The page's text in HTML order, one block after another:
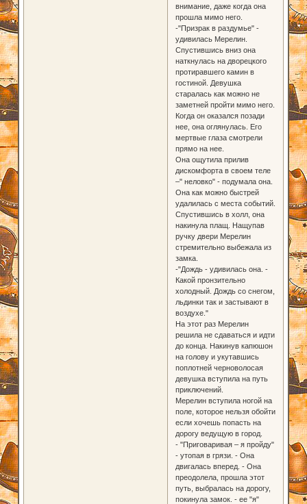
внимание, даже когда она
прошла мимо него.
-"Призрак в раздумье" -
удивилась Мерелин.
Спустившись вниз она
наткнулась на дворецкого
протиравшего камин в
гостиной. Девушка
старалась как можно не
заметней пройти мимо него.
Когда он оказался позади
нее, она оглянулась. Его
мертвые глаза смотрели
прямо на нее.
Она ощутила прилив
дискомфорта в своем теле
–" неловко" - подумала она.
Она как можно быстрей
удалилась с места событий.
Спустившись в холл, она
накинула плащ. Нащупав
ручку двери Мерелин
стремительно выбежала из
замка.
-"Дождь - удивилась она. -
Какой пронзительно
холодный. Дождь со снегом,
льдинки так и застывают в
воздухе."
На этот раз Мерелин
решила не сдаваться и идти
до конца. Накинув капюшон
на голову и укутавшись
поплотней черноволосая
девушка вступила на путь
приключений.
Мерелин вступила ногой на
поле, которое нельзя обойти
если хочешь попасть на
дорогу ведущую в город.
- "Приговаривая – я пройду"
- утопая в грязи. - Она
двигалась вперед. - Она
преодолела, прошла этот
путь, выбралась на дорогу,
покинула замок. - ее "я"